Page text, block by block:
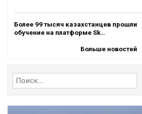
Более 99 тысяч казахстанцев прошли
обучение на платформе Sk…
Больше новостей